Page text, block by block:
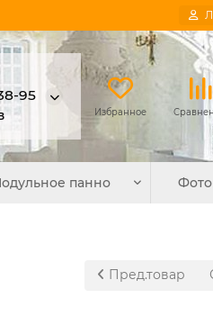
95
Избранное
панно
Пред.товар